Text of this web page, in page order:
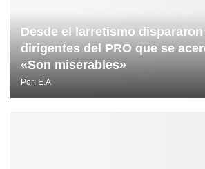
Desde el larretismo
dirigentes del PRO que se
«Son miserables»
Por: E.A